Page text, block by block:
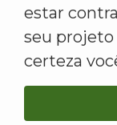
estar
seu
certeza